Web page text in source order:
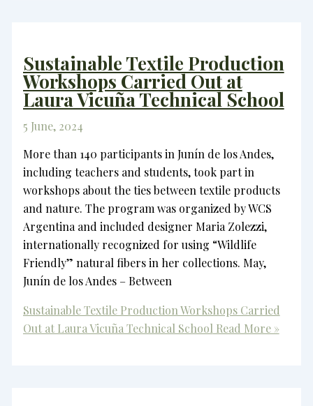
Sustainable Textile Production
Workshops Carried Out at
Laura Vicuña Technical School
5 June, 2024
More than 140 participants in Junín de los Andes,
including teachers and students, took part in
workshops about the ties between textile products
and nature. The program was organized by WCS
Argentina and included designer Maria Zolezzi,
internationally recognized for using “Wildlife
Friendly” natural fibers in her collections. May,
Junín de los Andes – Between
Sustainable Textile Production Workshops Carried
Out at Laura Vicuña Technical School Read More »